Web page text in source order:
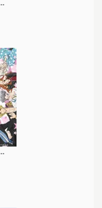
絶滅危愚少女 Amazing Twins
BROTHERS CONFLICT